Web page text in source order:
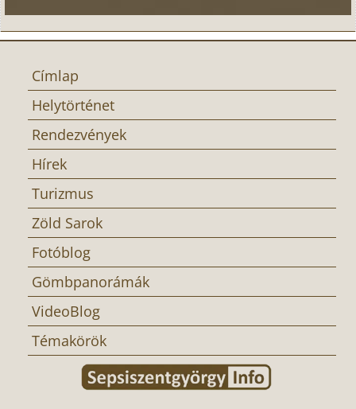
Címlap
Helytörténet
Rendezvények
Hírek
Turizmus
Zöld Sarok
Fotóblog
Gömbpanorámák
VideoBlog
Témakörök